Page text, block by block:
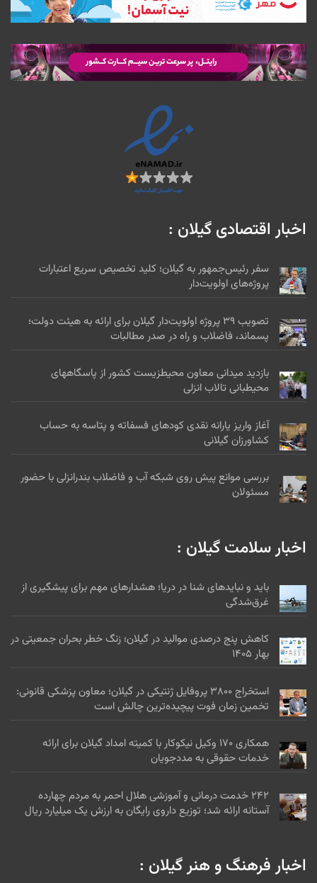
اخبار اقتصادی گیلان :
سفر رئیس‌جمهور به گیلان؛ کلید تخصیص سریع اعتبارات
پروژه‌های اولویت‌دار
تصویب ۳۹ پروژه اولویت‌دار گیلان برای ارائه به هیئت دولت؛
پسماند، فاضلاب و راه در صدر مطالبات
بازدید میدانی معاون محیطزیست کشور از پاسگاههای
محیطبانی تالاب انزلی
آغاز واریز یارانه نقدی کودهای فسفاته و پتاسه به حساب
کشاورزان گیلانی
بررسی موانع پیش روی شبکه آب و فاضلاب بندرانزلی با حضور
مسئولان
اخبار سلامت گیلان :
باید و نبایدهای شنا در دریا؛ هشدارهای مهم برای پیشگیری از
غرق‌شدگی
کاهش پنج درصدی موالید در گیلان؛ زنگ خطر بحران جمعیتی در
بهار ۱۴۰۵
استخراج ۳۸۰۰ پروفایل ژنتیکی در گیلان؛ معاون پزشکی قانونی:
تخمین زمان فوت پیچیده‌ترین چالش است
همکاری ۱۷۰ وکیل نیکوکار با کمیته امداد گیلان برای ارائه
خدمات حقوقی به مددجویان
۲۴۲ خدمت درمانی و آموزشی هلال احمر به مردم چهارده
آستانه ارائه شد؛ توزیع داروی رایگان به ارزش یک میلیارد ریال
اخبار فرهنگ و هنر گیلان :